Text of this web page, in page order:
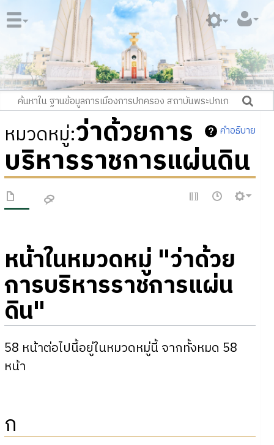
คำอธิบาย
หมวดหมู่:ว่าด้วยการ
บริหารราชการแผ่นดิน
หน้าในหมวดหมู่ "ว่าด้วย
การบริหารราชการแผ่น
ดิน"
58 หน้าต่อไปนี้อยู่ในหมวดหมู่นี้ จากทั้งหมด 58
หน้า
ก